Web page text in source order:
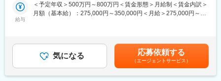
各担当の負担を軽減し、バランスの取れたワークライフを実現で
きます。休日・夜間の問い合わせはコールセンター対応であり、
■待遇・手当
平均年収907万円と医療機器メーカーでNo1の平均年収を誇り、住
宅手当・家族手当・借り上げ社宅等と手当がかなり充実しており
ます。
■PACSとは
レントゲン、CT、MRIなどで撮影したデジタルデータを保存・管
■業務概要
医療機器、医療画像処理機器、医療画像ネットワークシステムの
設置および医療機関への保守サポートを担当する業務です。主に
給与
＜予定年収＞500万円～800万円＜賃金形態＞月給制＜賃金内訳＞
月額（基本給）：275,000円～350,000円＜月給＞275,000円～
歳/750万円(入社8年・経験11年、手当含)：月給37万円賃金はあく
までも目安の金額であり、選考を通じて上下する可能性がありま
す。月給(月額)は固定手当を含めた表記です。
気になる 応募依頼する
（エージェントサービス）